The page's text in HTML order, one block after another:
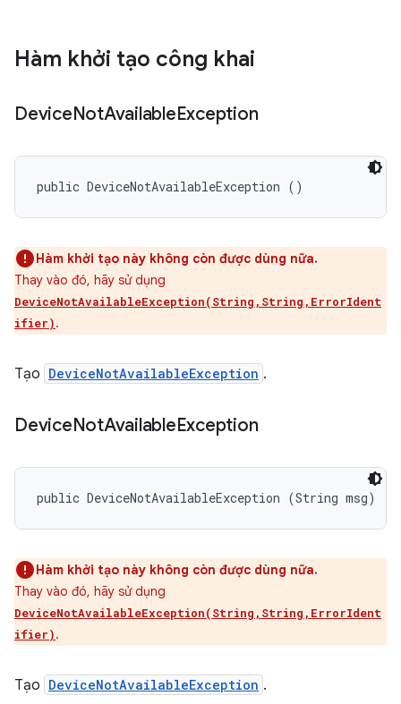
Hàm khởi tạo công khai
DeviceNotAvailableException
public DeviceNotAvailableException ()
Hàm khởi tạo này không còn được dùng nữa.
Thay vào đó, hãy sử dụng
DeviceNotAvailableException(String,String,ErrorIdent
ifier).
Tạo DeviceNotAvailableException .
DeviceNotAvailableException
public DeviceNotAvailableException (String msg)
Hàm khởi tạo này không còn được dùng nữa.
Thay vào đó, hãy sử dụng
DeviceNotAvailableException(String,String,ErrorIdent
ifier).
Tạo DeviceNotAvailableException .